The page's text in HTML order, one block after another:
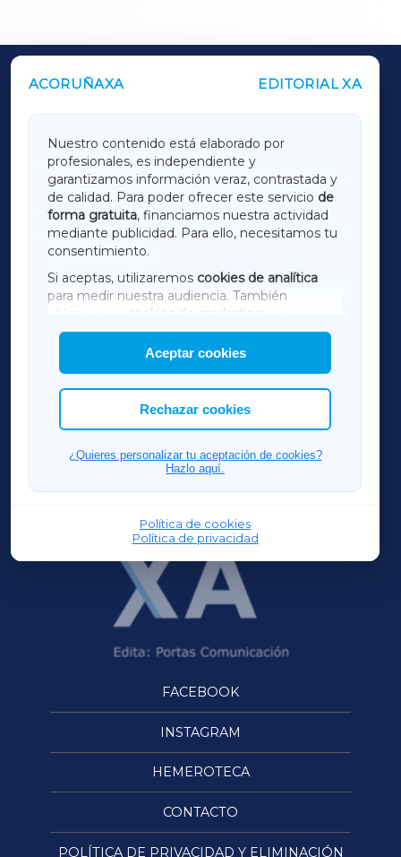
ACORUÑAXA EDITORIAL XA
Nuestro contenido está elaborado por
profesionales, es independiente y
garantizamos información veraz, contrastada y
de calidad. Para poder ofrecer este servicio de
forma gratuita, financiamos nuestra actividad
mediante publicidad. Para ello, necesitamos tu
consentimiento.
Si aceptas, utilizaremos cookies de analítica
para medir nuestra audiencia. También
utilizaremos
cookies de marketing
mostrar publicidad de terceros.
Asimismo, puedes personalizar la elección de
las cookies que deseas permitir.
Aceptar cookies
Rechazar cookies
¿Quieres personalizar tu aceptación de cookies?
Hazlo aquí.
Política de cookies
Política de privacidad
OUTROS PERIÓDICOS
LUGOXA
TERRACHAXA
AMARIÑAXA
RIBEIRASACRAXA
ACORUÑAXA
FERROLXA
OURENSEXA
FACEBOOK
INSTAGRAM
HEMEROTECA
CONTACTO
POLÍTICA DE PRIVACIDAD Y ELIMINACIÓN